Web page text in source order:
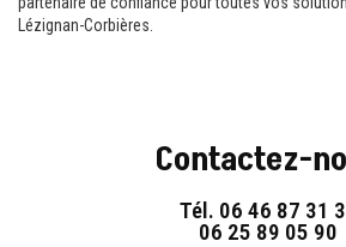
Lézignan-Corbières.
Contactez-
Tél. 06 46 87 31
06 25 89 05 90